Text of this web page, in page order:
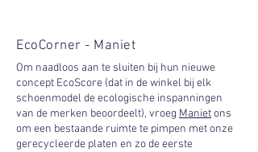
EcoCorner - Maniet
Om naadloos aan te sluiten bij hun nieuwe
concept EcoScore (dat in de winkel bij elk
schoenmodel de ecologische inspanningen
van de merken beoordeelt), vroeg Manietons
om een bestaande ruimte te pimpen met onze
gerecycleerde platen en zo de eerste